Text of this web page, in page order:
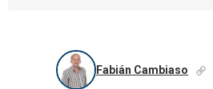
Fabián Cambiaso